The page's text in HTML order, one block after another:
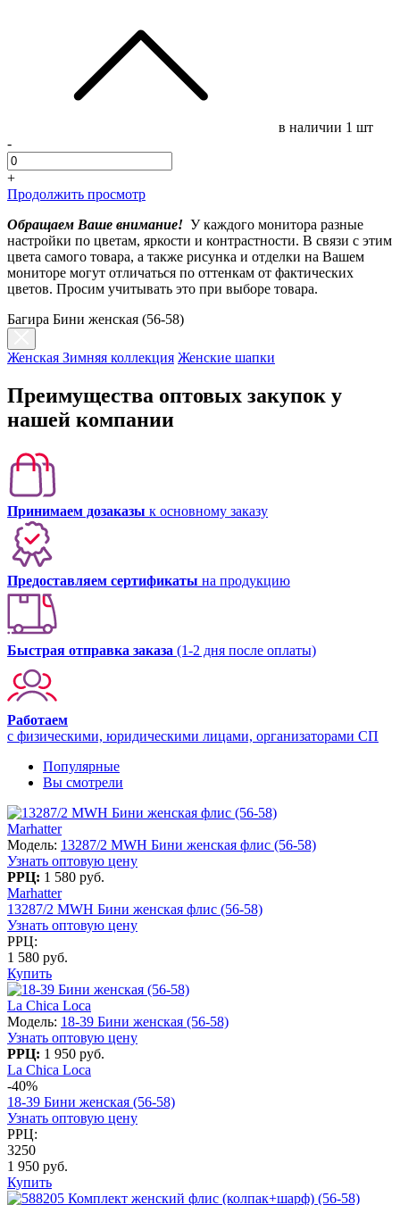
в наличии 1 шт
-
+
Продолжить просмотр
Обращаем Ваше внимание! У каждого монитора разные
настройки по цветам, яркости и контрастности. В связи с этим
цвета самого товара, а также рисунка и отделки на Вашем
мониторе могут отличаться по оттенкам от фактических
цветов. Просим учитывать это при выборе товара.
Багира Бини женская (56-58)
Женская Зимняя коллекция Женские шапки
Преимущества оптовых закупок у
нашей компании
Принимаем дозаказы к основному заказу
Предоставляем сертификаты на продукцию
Быстрая отправка заказа (1-2 дня после оплаты)
Работаем
с физическими, юридическими лицами, организаторами СП
Популярные
Вы смотрели
Marhatter
Модель: 13287/2 MWH Бини женская флис (56-58)
Узнать оптовую цену
РРЦ: 1 580 руб.
Marhatter
13287/2 MWH Бини женская флис (56-58)
Узнать оптовую цену
РРЦ:
1 580 руб.
Купить
La Chica Loca
Модель: 18-39 Бини женская (56-58)
Узнать оптовую цену
РРЦ: 1 950 руб.
La Chica Loca
-40%
18-39 Бини женская (56-58)
Узнать оптовую цену
РРЦ:
3250
1 950 руб.
Купить